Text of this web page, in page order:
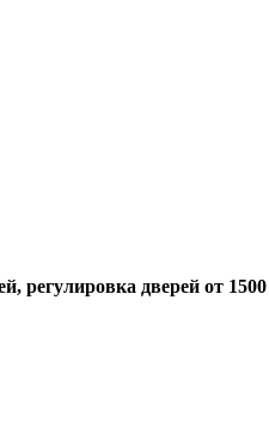
регулировка дверей от